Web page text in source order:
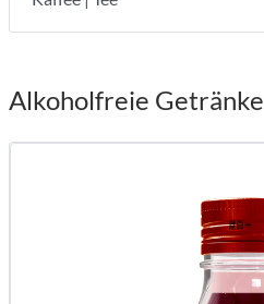
Alkoholfreie Getränke